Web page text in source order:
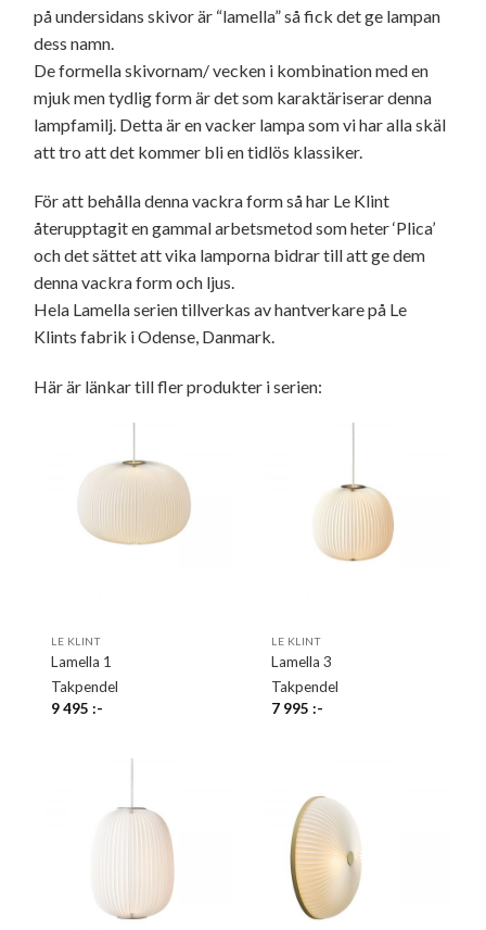
på undersidans skivor är “lamella” så fick det ge lampan
dess namn.
De formella skivornam/ vecken i kombination med en
mjuk men tydlig form är det som karaktäriserar denna
lampfamilj. Detta är en vacker lampa som vi har alla skäl
att tro att det kommer bli en tidlös klassiker.
För att behålla denna vackra form så har Le Klint
återupptagit en gammal arbetsmetod som heter ‘Plica’
och det sättet att vika lamporna bidrar till att ge dem
denna vackra form och ljus.
Hela Lamella serien tillverkas av hantverkare på Le
Klints fabrik i Odense, Danmark.
Här är länkar till fler produkter i serien:
LE KLINT
Lamella 1
Takpendel
9 495:-
LE KLINT
Lamella 3
Takpendel
7 995:-